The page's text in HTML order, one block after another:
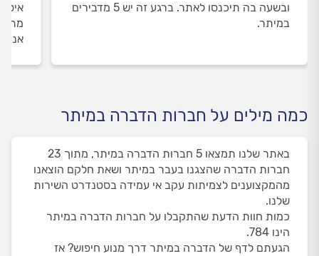
ובשעה בה תיכנסו לאתר. ברגע זה יש 5 מדבירים
במיתר.
אנו
כמה מילים על חברות הדברה במיתר
באתר שלנו תמצאו 5 חברות הדברה במיתר, מתוך 23
חברות הדברה שהצגנו בעבר במיתר ושאת חלקם הוצאנו
מהמקצוענים לצמיתות עקב אי עמידה בסטנדרט השירות
שלנו.
כמות חוות הדעת שהתקבלו על חברות הדברה במיתר
הינו 784.
הגעתם לדף של הדברה במיתר דרך מנוע חיפוש? אז